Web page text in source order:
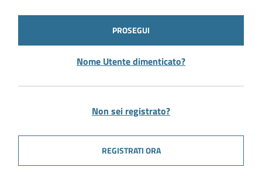
PROSEGUI
Nome Utente dimenticato?
Non sei registrato?
REGISTRATI ORA